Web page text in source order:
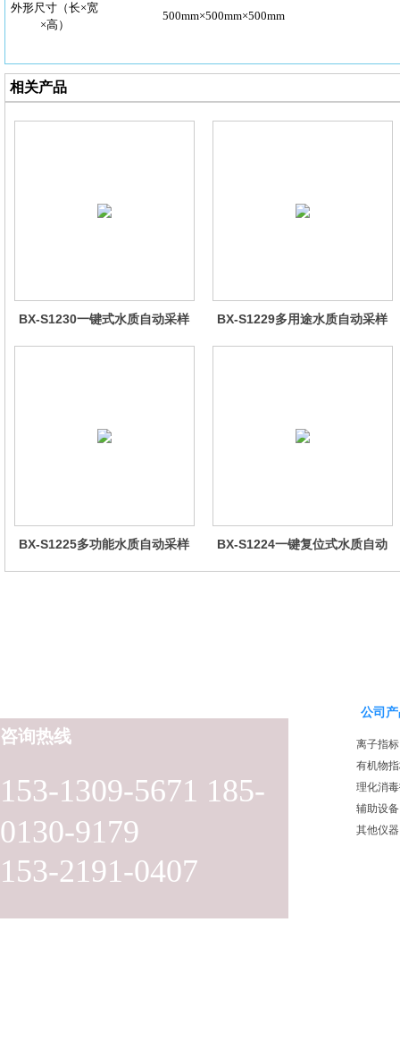
外形尺寸（长×宽
×高）
500mm×500mm×500mm
相关产品
BX-S1230一键式水质自动采样
BX-S1229多用途水质自动采样
BX-S1225多功能水质自动采样
BX-S1224一键复位式水质自动
153-1309-5671 185-
0130-9179
153-2191-0407
咨询热线
公司
离子指标
有机物
理化消
辅助设备
其他仪器